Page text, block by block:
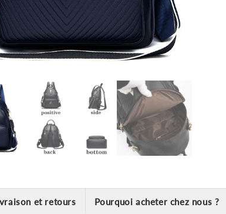
et retours Pourquoi acheter chez nous ?